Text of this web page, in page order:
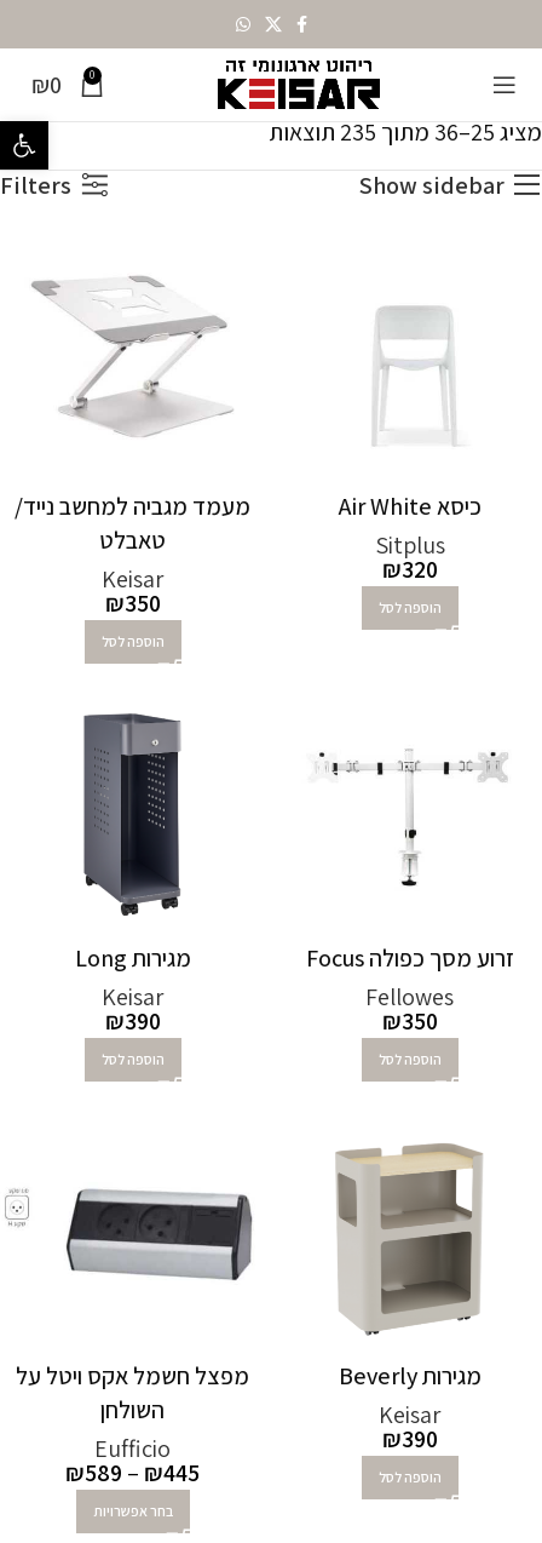
פתח
0
₪0 עמוד הבית כל המוצרים עמוד 3
מציג 25–36 מתוך 235 תוצאות
Show sidebar
Filters
כיסא Air White
Sitplus
₪320
הוספה לסל
מעמד מגביה למחשב נייד/
טאבלט
Keisar
₪350
הוספה לסל
זרוע מסך כפולה Focus
Fellowes
₪350
הוספה לסל
מגירות Long
Keisar
₪390
הוספה לסל
מגירות Beverly
Keisar
₪390
הוספה לסל
מפצל חשמל אקס ויטל על
השולחן
Eufficio
₪445
–
₪589
בחר אפשרויות